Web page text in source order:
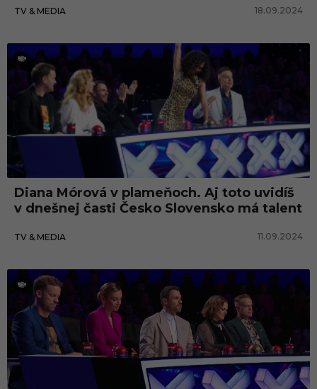
TV & MEDIA 18.09.2024
Diana Mórová v plameňoch. Aj toto uvidíš
v dnešnej časti Česko Slovensko má talent
TV & MEDIA 11.09.2024
TV & Media